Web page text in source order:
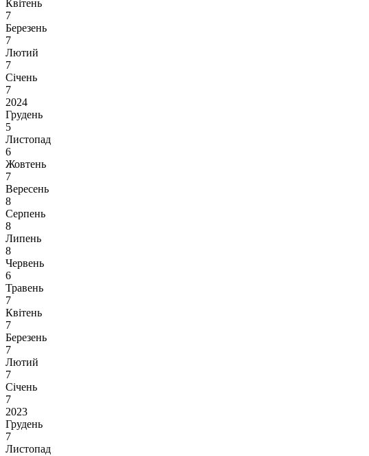
Квітень
7
Березень
7
Лютий
7
Січень
7
2024
Грудень
5
Листопад
6
Жовтень
7
Вересень
8
Серпень
8
Липень
8
Червень
6
Травень
7
Квітень
7
Березень
7
Лютий
7
Січень
7
2023
Грудень
7
Листопад